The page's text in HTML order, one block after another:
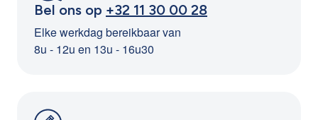
Bel ons op +32 11 30 00 28
Elke werkdag bereikbaar van
8u - 12u en 13u - 16u30